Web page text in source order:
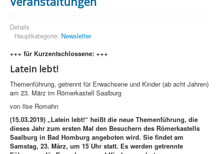
Details
Hauptkategorie: Newsletter
+++ für Kurzentschlossene: +++
Latein lebt!
Themenführung, getrennt für Erwachsene und Kinder (ab acht Jahren)
am 23. März im Römerkastell Saalburg
von Ilse Romahn
(15.03.2019) „Latein lebt!“ heißt die neue Themenführung, die
dieses Jahr zum ersten Mal den Besuchern des Römerkastells
Saalburg in Bad Homburg angeboten wird. Sie findet am
Samstag, 23. März, um 15 Uhr statt. Es werden getrennte